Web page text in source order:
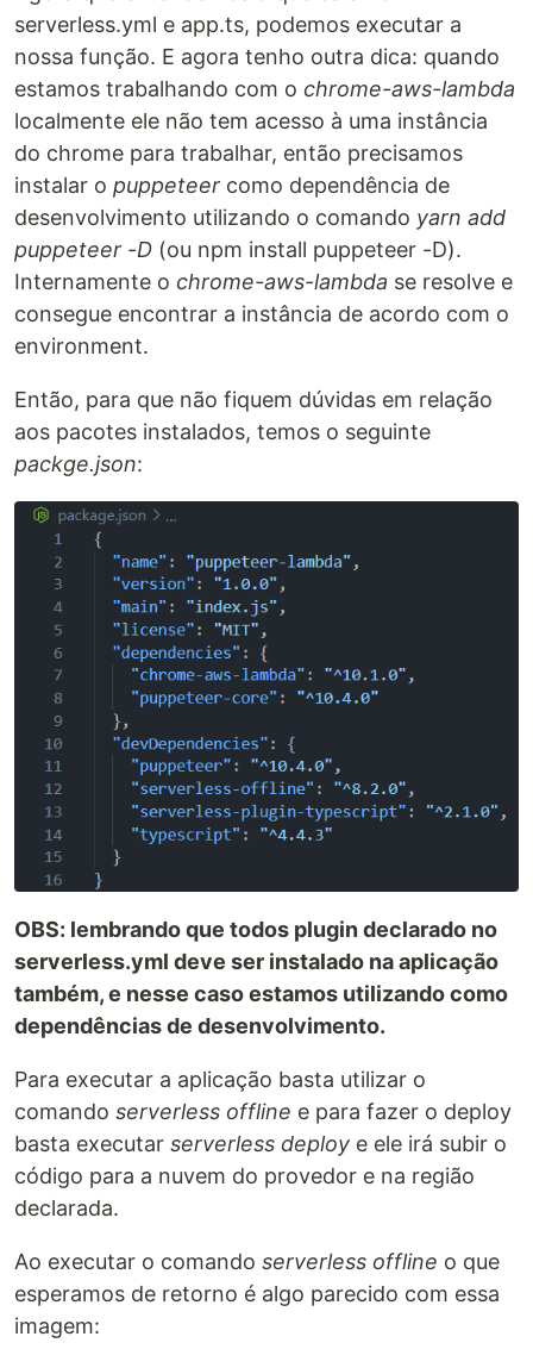
serverless.yml e app.ts, podemos executar a
nossa função. E agora tenho outra dica: quando
estamos trabalhando com o chrome-aws-lambda
localmente ele não tem acesso à uma instância
do chrome para trabalhar, então precisamos
instalar o puppeteer como dependência de
desenvolvimento utilizando o comando yarn add
puppeteer -D (ou npm install puppeteer -D).
Internamente o chrome-aws-lambda se resolve e
consegue encontrar a instância de acordo com o
environment.
Então, para que não fiquem dúvidas em relação
aos pacotes instalados, temos o seguinte
packge.json:
OBS: lembrando que todos plugin declarado no
serverless.yml deve ser instalado na aplicação
também, e nesse caso estamos utilizando como
dependências de desenvolvimento.
Para executar a aplicação basta utilizar o
comando serverless offline e para fazer o deploy
basta executar serverless deploy e ele irá subir o
código para a nuvem do provedor e na região
declarada.
Ao executar o comando serverless offline o que
esperamos de retorno é algo parecido com essa
imagem: